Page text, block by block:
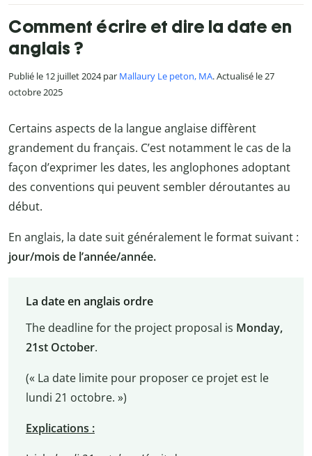
Comment écrire et dire la date en
anglais ?
Publié le 12 juillet 2024 par Mallaury Le peton, MA. Actualisé le 27
octobre 2025
Certains aspects de la langue anglaise diffèrent
grandement du français. C’est notamment le cas de la
façon d’exprimer les dates, les anglophones adoptant
des conventions qui peuvent sembler déroutantes au
début.
En anglais, la date suit généralement le format suivant :
jour/mois de l’année/année.
La date en anglais ordre
The deadline for the project proposal is Monday,
21stOctober.
(« La date limite pour proposer ce projet est le
lundi 21 octobre. »)
Explications :